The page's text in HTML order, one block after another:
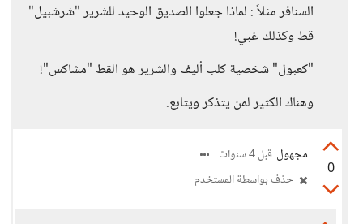
السنافر مثلاً : لماذا جعلوا الصديق الوحيد للشرير "شرشبيل"
قط وكذلك غبي!
"كعبول" شخصية كلب أليف والشرير هو القط "مشاكس"!
وهناك الكثير لمن يتذكر ويتابع.
0
مجهول قبل 4 سنوات
حذف بواسطة المستخدم